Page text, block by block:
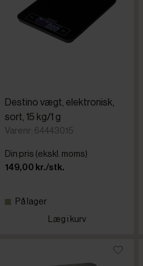
Destino vægt, elektronisk,
sort, 15 kg/1 g
Varenr: 64443015
Din pris (ekskl. moms)
149,00 kr./stk.
På lager
Læg i kurv